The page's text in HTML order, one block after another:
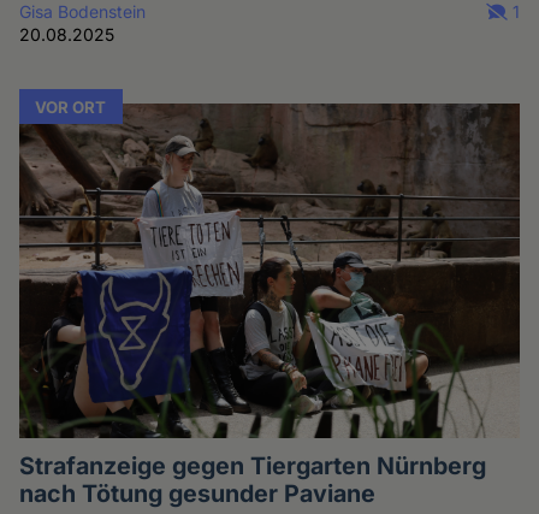
Gisa Bodenstein
20.08.2025
1
VOR ORT
Strafanzeige gegen Tiergarten Nürnberg
nach Tötung gesunder Paviane